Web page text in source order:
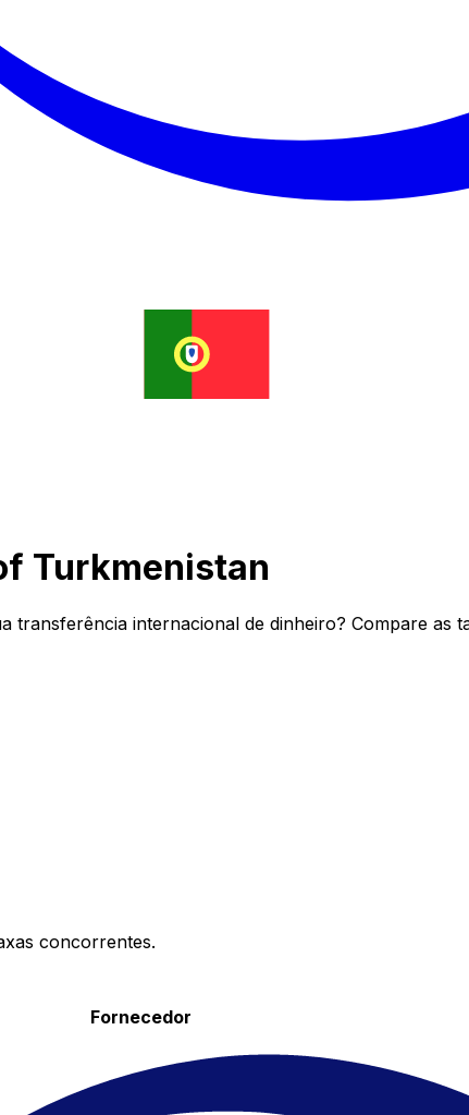
Turkmenistan
transferência internacional de dinheiro? Compare as
concorrentes.
Fornecedor